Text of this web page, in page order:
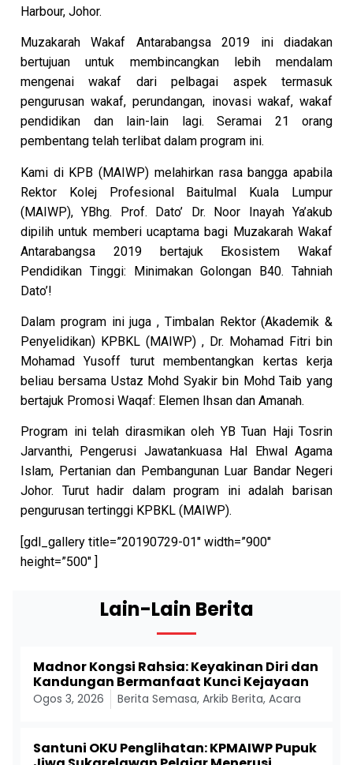
Harbour, Johor.
Muzakarah Wakaf Antarabangsa 2019 ini diadakan
bertujuan untuk membincangkan lebih mendalam
mengenai wakaf dari pelbagai aspek termasuk
pengurusan wakaf, perundangan, inovasi wakaf, wakaf
pendidikan dan lain-lain lagi. Seramai 21 orang
pembentang telah terlibat dalam program ini.
Kami di KPB (MAIWP) melahirkan rasa bangga apabila
Rektor Kolej Profesional Baitulmal Kuala Lumpur
(MAIWP), YBhg. Prof. Dato’ Dr. Noor Inayah Ya’akub
dipilih untuk memberi ucaptama bagi Muzakarah Wakaf
Antarabangsa 2019 bertajuk Ekosistem Wakaf
Pendidikan Tinggi: Minimakan Golongan B40. Tahniah
Dato’!
Dalam program ini juga , Timbalan Rektor (Akademik &
Penyelidikan) KPBKL (MAIWP) , Dr. Mohamad Fitri bin
Mohamad Yusoff turut membentangkan kertas kerja
beliau bersama Ustaz Mohd Syakir bin Mohd Taib yang
bertajuk Promosi Waqaf: Elemen Ihsan dan Amanah.
Program ini telah dirasmikan oleh YB Tuan Haji Tosrin
Jarvanthi, Pengerusi Jawatankuasa Hal Ehwal Agama
Islam, Pertanian dan Pembangunan Luar Bandar Negeri
Johor. Turut hadir dalam program ini adalah barisan
pengurusan tertinggi KPBKL (MAIWP).
[gdl_gallery title=”20190729-01″ width=”900″
height=”500″ ]
Lain-Lain Berita
Madnor Kongsi Rahsia: Keyakinan Diri dan
Kandungan Bermanfaat Kunci Kejayaan
Ogos 3, 2026 Berita Semasa, Arkib Berita, Acara
Santuni OKU Penglihatan: KPMAIWP Pupuk